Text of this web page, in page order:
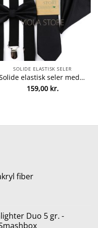
SOLIDE ELASTISK SELER
Solide elastisk seler med tilhørende Slips, Butterfly + Lommeklud
159,00 kr.
fiber
Duo 5 gr. -